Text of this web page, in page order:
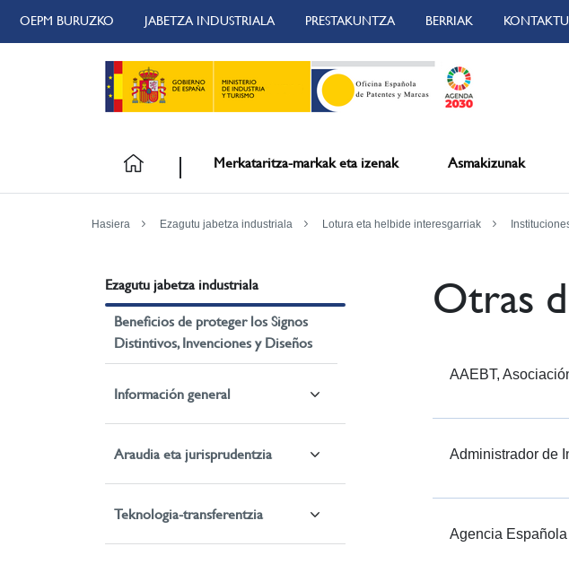
OEPM BURUZKO JABETZA INDUSTRIALA PRESTAKUNTZA BERRIAK
Merkataritza-markak eta izenak Asmakizunak
Hasiera Ezagutu jabetza industriala Lotura eta helbide interesgarriak
Ezagutu jabetza industriala
Beneficios de proteger los Signos
Distintivos, Invenciones y Diseños
Información general
Araudia eta jurisprudentzia
Teknologia-transferentzia
Otras
AAEBT,
Administrador de
Agencia